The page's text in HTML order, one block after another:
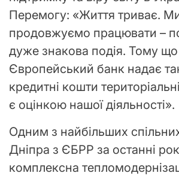
Перемогу: «Життя триває.
продовжуємо працювати –
дуже знакова подія. Тому
Європейський банк надає
кредитні кошти
є оцінкою нашої діяльності».
Одним з найбільших
Дніпра з ЄБРР за останні
комплексна